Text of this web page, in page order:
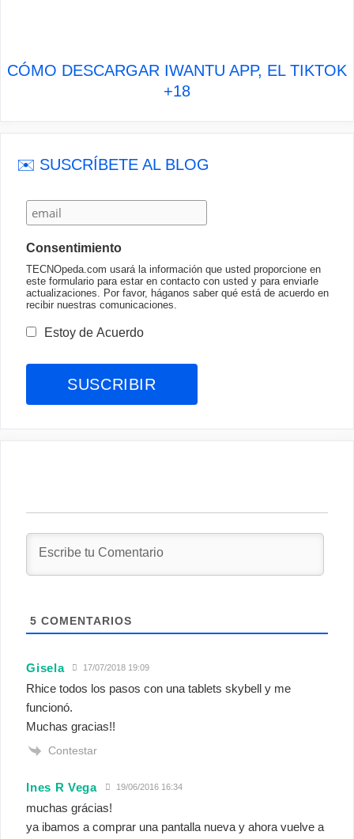
CÓMO DESCARGAR IWANTU APP, EL TIKTOK
+18
✉️ SUSCRÍBETE AL BLOG
Consentimiento
TECNOpeda.com usará la información que usted proporcione en
este formulario para estar en contacto con usted y para enviarle
actualizaciones. Por favor, háganos saber qué está de acuerdo en
recibir nuestras comunicaciones.
Estoy de Acuerdo
5 COMENTARIOS
Gisela 17/07/2018 19:09
Rhice todos los pasos con una tablets skybell y me
funcionó.
Muchas gracias!!
Contestar
Ines R Vega 19/06/2016 16:34
muchas grácias!
ya ibamos a comprar una pantalla nueva y ahora vuelve a